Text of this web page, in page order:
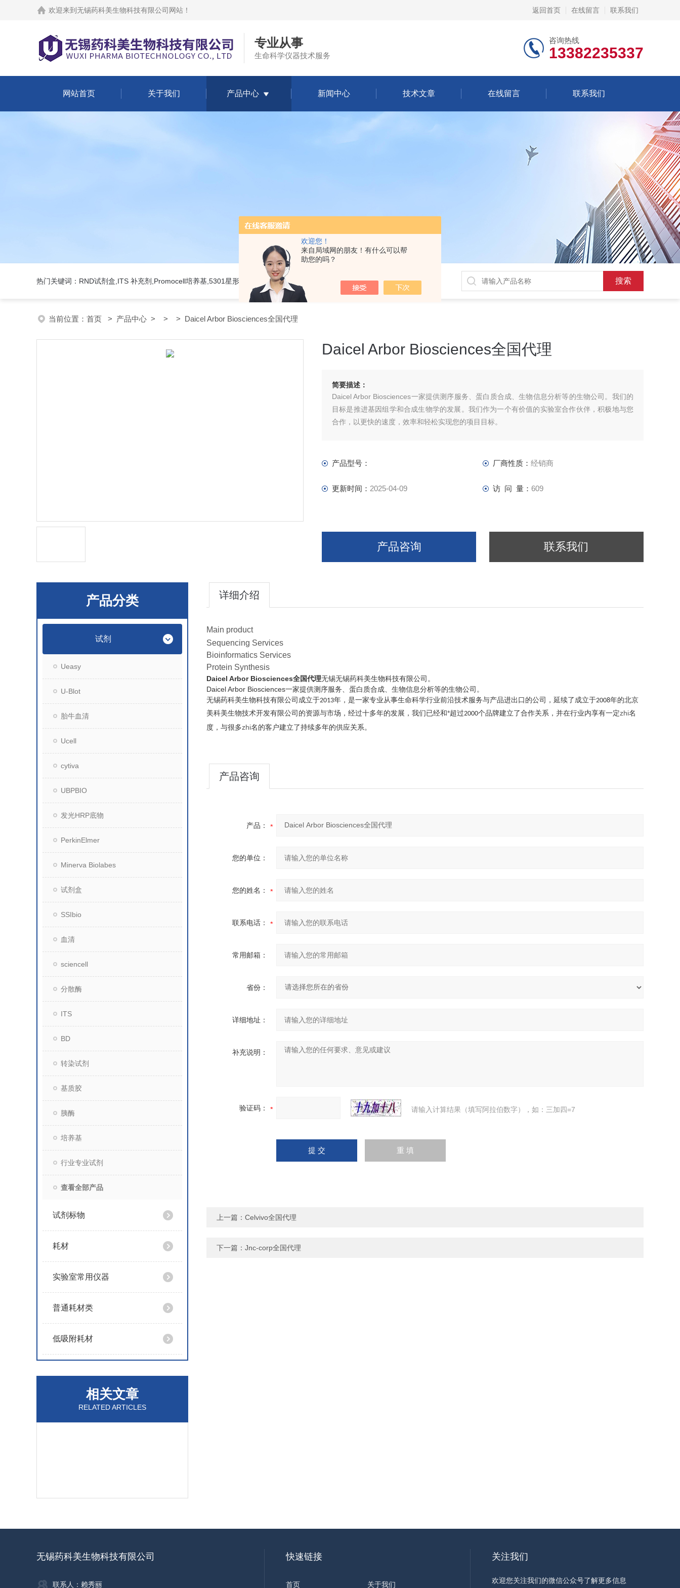
欢迎您！
来自局域网的朋友！有什么可以帮
助您的吗？
欢迎来到 无锡药科美生物科技有限公司网站 ！ 返回首页 在线留言 联系我们
专业从事
生命科学仪器技术服务
咨询热线
13382235337
网站首页 关于我们 产品中心 新闻中心 技术文章 在线留言 联系我们
热门关键词：RND试剂盒,ITS 补充剂,Promocell培养基,5301星形细胞培养基
当前位置： 首页 > 产品中心 > > > Daicel Arbor Biosciences全国代理
Daicel Arbor Biosciences全国代理
简要描述：
Daicel Arbor Biosciences一家提供测序服务、蛋白质合成、生物信息分析等的生物公司。我们的
目标是推进基因组学和合成生物学的发展。我们作为一个有价值的实验室合作伙伴，积极地与您
合作，以更快的速度，效率和轻松实现您的项目目标。
产品型号： 厂商性质： 经销商
更新时间： 2025-04-09 访 问 量： 609
产品咨询 联系我们
产品分类
试剂
Ueasy
U-Blot
胎牛血清
Ucell
cytiva
UBPBIO
发光HRP底物
PerkinElmer
Minerva Biolabes
试剂盒
SSIbio
血清
sciencell
分散酶
ITS
BD
转染试剂
基质胶
胰酶
培养基
行业专业试剂
查看全部产品
试剂标物
耗材
实验室常用仪器
普通耗材类
低吸附耗材
相关文章
RELATED ARTICLES
详细介绍
Main product
Sequencing Services
Bioinformatics Services
Protein Synthesis
Daicel Arbor Biosciences全国代理无锡无锡药科美生物科技有限公司。
Daicel Arbor Biosciences一家提供测序服务、蛋白质合成、生物信息分析等的生物公司。
无锡药科美生物科技有限公司成立于2013年，是一家专业从事生命科学行业前沿技术服务与产品进出口的公司，延续了成立于2008年的北京
美科美生物技术开发有限公司的资源与市场，经过十多年的发展，我们已经和*超过2000个品牌建立了合作关系，并在行业内享有一定zhi名
度，与很多zhi名的客户建立了持续多年的供应关系。
产品咨询
产品：
您的单位：
您的姓名：
联系电话：
常用邮箱：
省份：
详细地址：
补充说明：
验证码： 请输入计算结果（填写阿拉伯数字），如：三加四=7
上一篇： Celvivo全国代理
下一篇： Jnc-corp全国代理
无锡药科美生物科技有限公司
联系人：赖秀丽
快速链接
首页 关于我们
关注我们
欢迎您关注我们的微信公众号了解更多信息